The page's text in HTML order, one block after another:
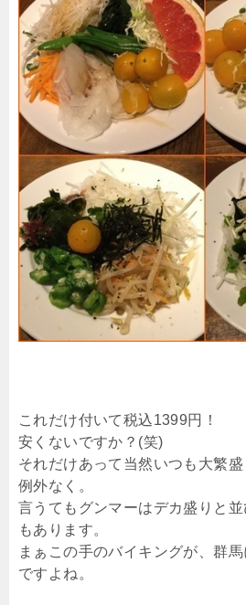
これだけ付いて税込1399円！
安くないですか？(笑)
それだけあって当然いつも大繁
例外なく。
言うてもグンマーはデカ盛りと
もあります。
まぁこの手のバイキングが、群
ですよね。